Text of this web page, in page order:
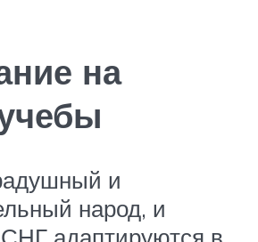
на
и
народ, и